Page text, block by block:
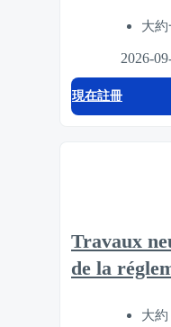
大
2026-
現在註冊
Travaux
de la
大